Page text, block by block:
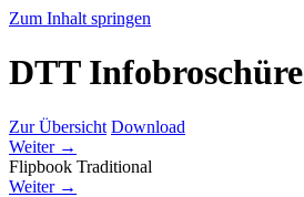
Zum Inhalt springen
DTT Infobroschüre
Zur Übersicht Download
Weiter →
Flipbook Traditional
Weiter →